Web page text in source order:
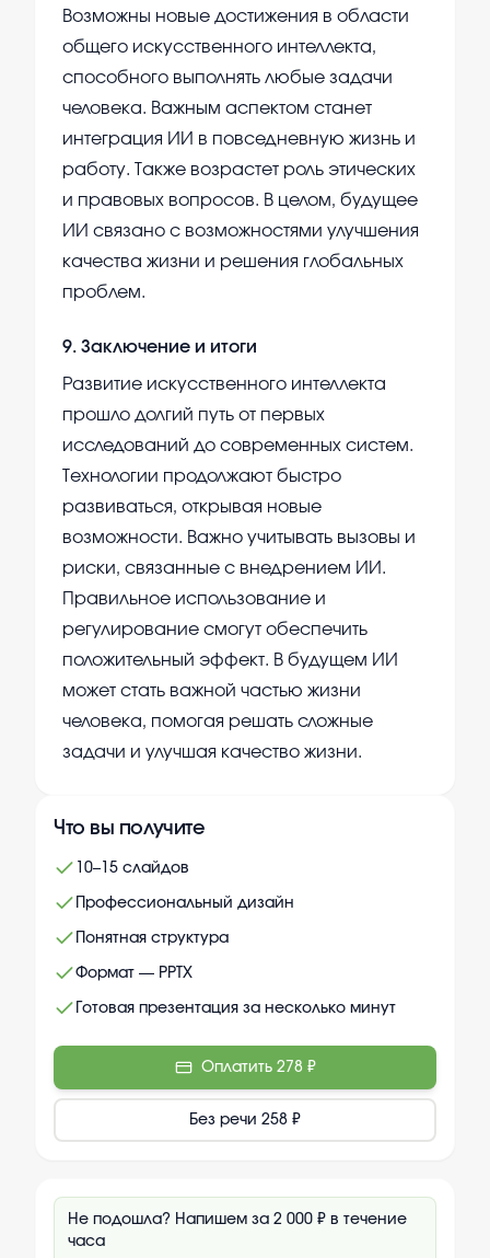
Возможны новые достижения в области
общего искусственного интеллекта,
способного выполнять любые задачи
человека. Важным аспектом станет
интеграция ИИ в повседневную жизнь и
работу. Также возрастет роль этических
и правовых вопросов. В целом, будущее
ИИ связано с возможностями улучшения
качества жизни и решения глобальных
проблем.
9. Заключение и итоги
Развитие искусственного интеллекта
прошло долгий путь от первых
исследований до современных систем.
Технологии продолжают быстро
развиваться, открывая новые
возможности. Важно учитывать вызовы и
риски, связанные с внедрением ИИ.
Правильное использование и
регулирование смогут обеспечить
положительный эффект. В будущем ИИ
может стать важной частью жизни
человека, помогая решать сложные
задачи и улучшая качество жизни.
Что вы получите
10–15 слайдов
Профессиональный дизайн
Понятная структура
Формат — PPTX
Готовая презентация за несколько минут
Оплатить 278 ₽
Без речи 258 ₽
Не подошла? Напишем за 2 000 ₽ в течение
часа